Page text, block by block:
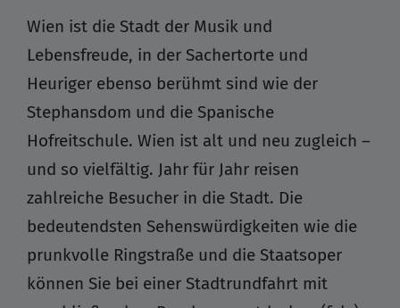
Wien ist die Stadt der Musik und
Lebensfreude, in der Sachertorte und
Heuriger ebenso berühmt sind wie der
Stephansdom und die Spanische
Hofreitschule. Wien ist alt und neu zugleich –
und so vielfältig. Jahr für Jahr reisen
zahlreiche Besucher in die Stadt. Die
bedeutendsten Sehenswürdigkeiten wie die
prunkvolle Ringstraße und die Staatsoper
können Sie bei einer Stadtrundfahrt mit